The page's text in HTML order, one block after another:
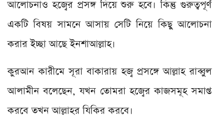
আলোচনাও হজ্বের প্রসঙ্গ দিয়ে শুরু হবে। কিন্তু গুরুত্বপূর্ণ
একটি বিষয় সামনে আসায় সেটি নিয়ে কিছু আলোচনা
করার ইচ্ছা আছে ইনশাআল্লাহ।
কুরআন কারীমে সূরা বাকারায় হজ্ব প্রসঙ্গে আল্লাহ রাব্বুল
আলামীন বলেছেন, যখন তোমরা হজ্বের কাজসমূহ সমাপ্ত
করবে তখন আল্লাহর যিকির করবে।